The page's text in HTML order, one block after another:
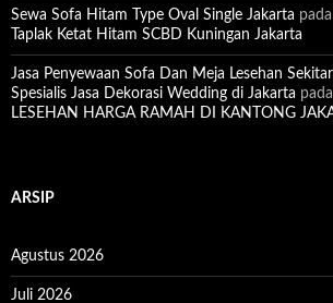
Sewa Sofa Hitam Type Oval Single Jakarta pada
Taplak Ketat Hitam SCBD Kuningan Jakarta
Jasa Penyewaan Sofa Dan Meja Lesehan
Spesialis Jasa Dekorasi Wedding di Jakarta pada
LESEHAN HARGA RAMAH DI KANTONG
ARSIP
Agustus 2026
Juli 2026